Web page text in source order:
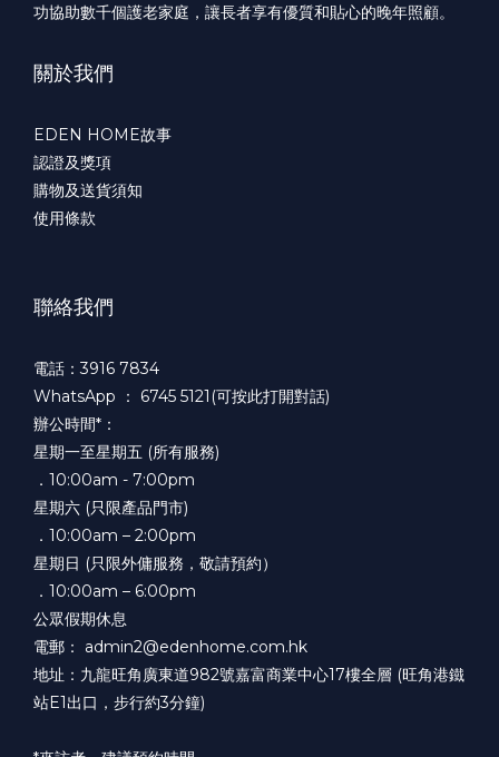
功協助數千個護老家庭，讓長者享有優質和貼心的晚年照顧。
關於我們
EDEN HOME故事
認證及獎項
購物及送貨須知
使用條款
聯絡我們
電話：3916 7834
WhatsApp ： 6745 5121(可按此打開對話)
辦公時間*：
星期一至星期五 (所有服務)
．10:00am - 7:00pm
星期六 (只限產品門市)
．10:00am – 2:00pm
星期日 (只限外傭服務，敬請預約）
．10:00am – 6:00pm
公眾假期休息
電郵： admin2@edenhome.com.hk
地址：九龍旺角廣東道982號嘉富商業中心17樓全層 (旺角港鐵
站E1出口，步行約3分鐘)